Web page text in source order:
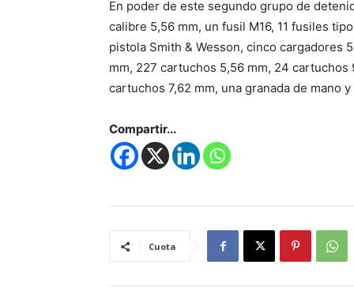
En poder de este segundo grupo de
calibre 5,56 mm, un fusil M16, 11 fusiles
pistola Smith & Wesson, cinco cargadores
mm, 227 cartuchos 5,56 mm, 24
cartuchos 7,62 mm, una granada de mano
Compartir...
Cuota